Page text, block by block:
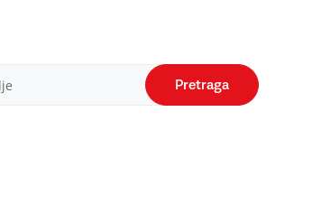
Pretraga